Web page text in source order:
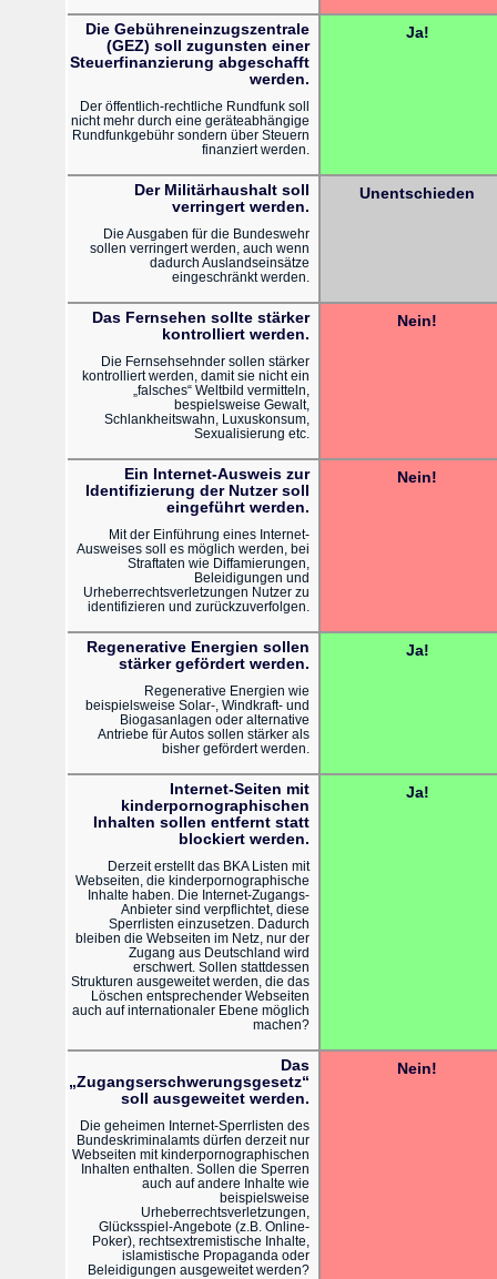
Die Gebühreneinzugszentrale
(GEZ) soll zugunsten einer
Steuerfinanzierung abgeschafft
werden.
Der öffentlich-rechtliche Rundfunk soll
nicht mehr durch eine geräteabhängige
Rundfunkgebühr sondern über Steuern
finanziert werden.
Ja!
Der Militärhaushalt soll
verringert werden.
Die Ausgaben für die Bundeswehr
sollen verringert werden, auch wenn
dadurch Auslandseinsätze
eingeschränkt werden.
Unentschieden
Das Fernsehen sollte stärker
kontrolliert werden.
Die Fernsehsehnder sollen stärker
kontrolliert werden, damit sie nicht ein
„falsches“ Weltbild vermitteln,
bespielsweise Gewalt,
Schlankheitswahn, Luxuskonsum,
Sexualisierung etc.
Nein!
Ein Internet-Ausweis zur
Identifizierung der Nutzer soll
eingeführt werden.
Mit der Einführung eines Internet-
Ausweises soll es möglich werden, bei
Straftaten wie Diffamierungen,
Beleidigungen und
Urheberrechtsverletzungen Nutzer zu
identifizieren und zurückzuverfolgen.
Nein!
Regenerative Energien sollen
stärker gefördert werden.
Regenerative Energien wie
beispielsweise Solar-, Windkraft- und
Biogasanlagen oder alternative
Antriebe für Autos sollen stärker als
bisher gefördert werden.
Ja!
Internet-Seiten mit
kinderpornographischen
Inhalten sollen entfernt statt
blockiert werden.
Derzeit erstellt das BKA Listen mit
Webseiten, die kinderpornographische
Inhalte haben. Die Internet-Zugangs-
Anbieter sind verpflichtet, diese
Sperrlisten einzusetzen. Dadurch
bleiben die Webseiten im Netz, nur der
Zugang aus Deutschland wird
erschwert. Sollen stattdessen
Strukturen ausgeweitet werden, die das
Löschen entsprechender Webseiten
auch auf internationaler Ebene möglich
machen?
Ja!
Das
„Zugangserschwerungsgesetz“
soll ausgeweitet werden.
Die geheimen Internet-Sperrlisten des
Bundeskriminalamts dürfen derzeit nur
Webseiten mit kinderpornographischen
Inhalten enthalten. Sollen die Sperren
auch auf andere Inhalte wie
beispielsweise
Urheberrechtsverletzungen,
Glücksspiel-Angebote (z.B. Online-
Poker), rechtsextremistische Inhalte,
islamistische Propaganda oder
Beleidigungen ausgeweitet werden?
Nein!